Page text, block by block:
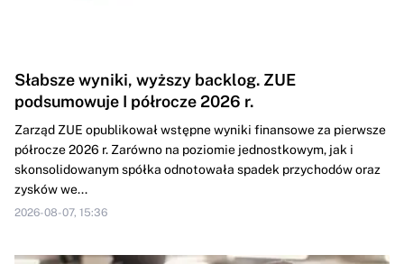
Słabsze wyniki, wyższy backlog. ZUE
podsumowuje I półrocze 2026 r.
Zarząd ZUE opublikował wstępne wyniki finansowe za pierwsze
półrocze 2026 r. Zarówno na poziomie jednostkowym, jak i
skonsolidowanym spółka odnotowała spadek przychodów oraz
zysków we...
2026-08-07, 15:36